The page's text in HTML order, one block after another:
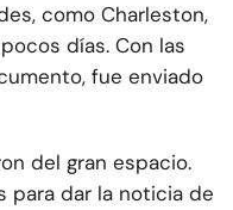
como Charleston,
días. Con las
fue enviado
del gran espacio.
para dar la noticia de